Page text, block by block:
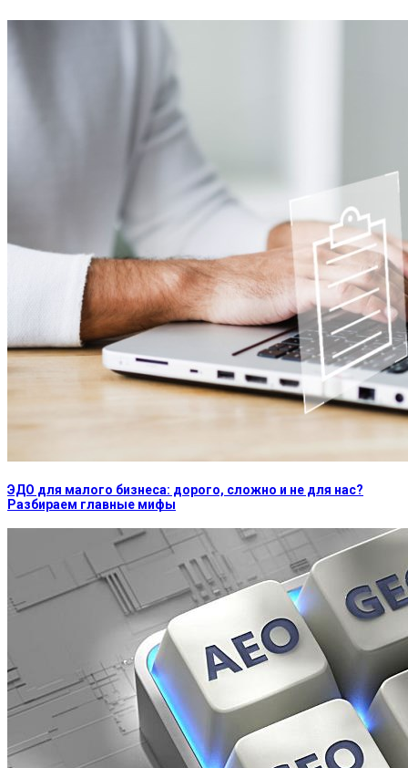
ЭДО для малого бизнеса: дорого, сложно и не для нас?
Разбираем главные мифы